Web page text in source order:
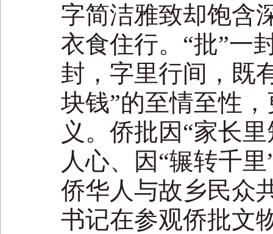
字简洁雅致却饱含
衣食住行。“批”一
封，字里行间，既
块钱”的至情至性
义。侨批因“家长
人心、因“辗转千
侨华人与故乡民众
书记在参观侨批文